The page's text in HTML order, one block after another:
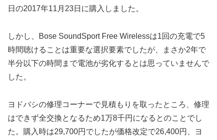
日の2017年11月23日に購入しました。
しかし、Bose SoundSport Free Wirelessは1回の充電で5
時間聴けることは重要な選択要素でしたが、まさか2年で
半分以下の時間まで電池が劣化するとは思っていませんで
した。
ヨドバシの修理コーナーで見積もりを取ったところ、修理
はできず全交換となるため1万8千円になるとのことでし
た。購入時は29,700円でしたが価格改定で26,400円、ヨ